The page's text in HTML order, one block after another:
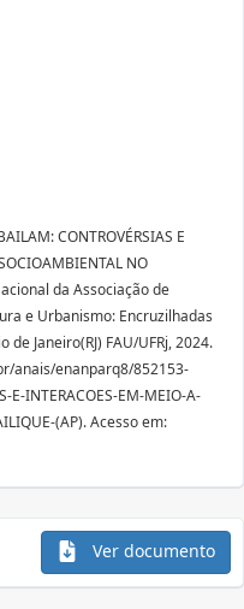
CONTROVÉRSIAS E
NO
da Associação de
e Urbanismo: Encruzilhadas
Janeiro(RJ) FAU/UFRj, 2024.
anais/enanparq8/852153-
E-INTERACOES-EM-MEIO-A-
(AP). Acesso em:
Ver documento